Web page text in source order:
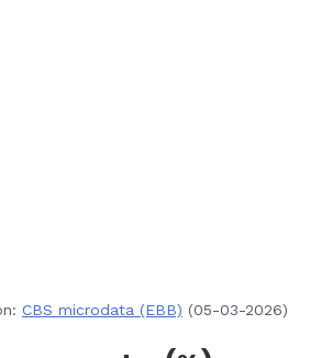
CBS microdata (EBB) (05-03-2026)